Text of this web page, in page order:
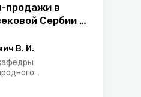
продажи в
Сербии и
В. И.